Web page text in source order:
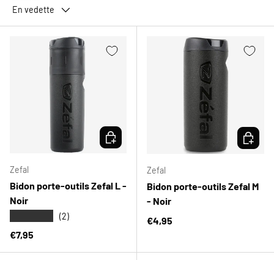
En vedette
Zefal
Bidon porte-outils Zefal L -
Noir
(2)
Prix habituel
€7,95
CHOISIR LES OPTIONS
Zefal
Bidon porte-outils Zefal M
- Noir
Prix habituel
€4,95